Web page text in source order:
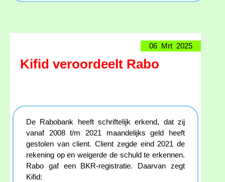
06 Mrt 2025
Kifid veroordeelt Rabo
De Rabobank heeft schriftelijk erkend, dat zij
vanaf 2008 t/m 2021 maandelijks geld heeft
gestolen van client. Client zegde eind 2021 de
rekening op en weigerde de schuld te erkennen.
Rabo gaf een BKR-registratie. Daarvan zegt
Kifid: